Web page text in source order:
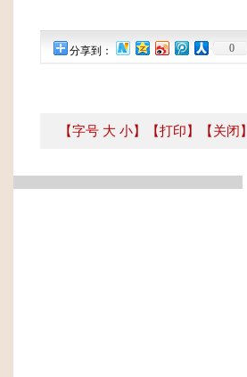
分享到： 0
【字号 大 小】 【打印】 【关闭】